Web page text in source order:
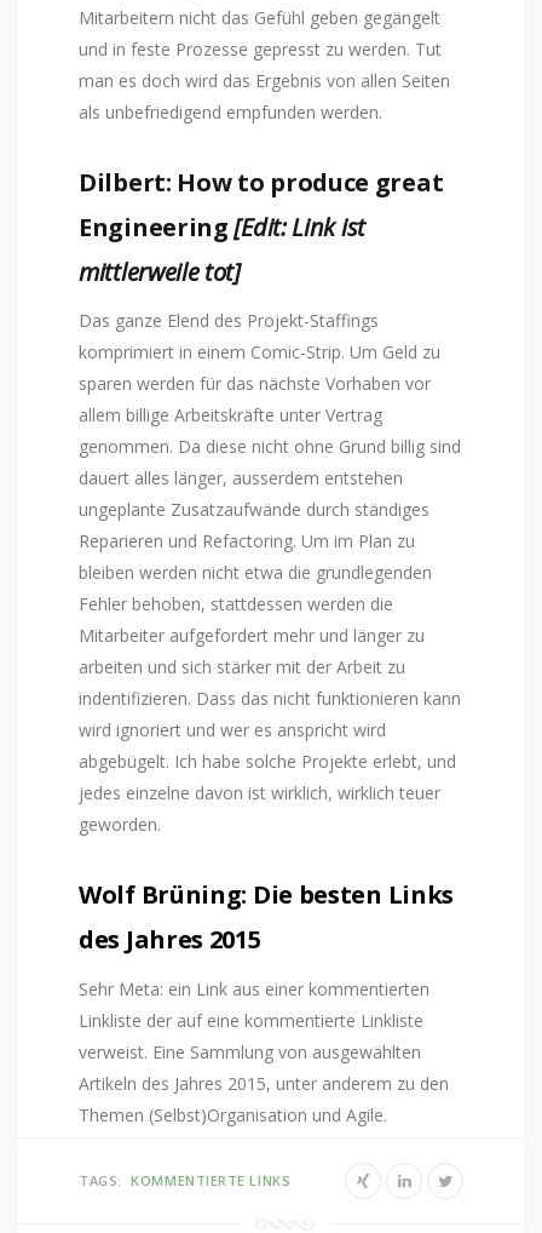
Mitarbeitern nicht das Gefühl geben gegängelt
und in feste Prozesse gepresst zu werden. Tut
man es doch wird das Ergebnis von allen Seiten
als unbefriedigend empfunden werden.
Dilbert: How to produce great
Engineering[Edit: Link ist
mittlerweile tot]
Das ganze Elend des Projekt-Staffings
komprimiert in einem Comic-Strip. Um Geld zu
sparen werden für das nächste Vorhaben vor
allem billige Arbeitskräfte unter Vertrag
genommen. Da diese nicht ohne Grund billig sind
dauert alles länger, ausserdem entstehen
ungeplante Zusatzaufwände durch ständiges
Reparieren und Refactoring. Um im Plan zu
bleiben werden nicht etwa die grundlegenden
Fehler behoben, stattdessen werden die
Mitarbeiter aufgefordert mehr und länger zu
arbeiten und sich stärker mit der Arbeit zu
indentifizieren. Dass das nicht funktionieren kann
wird ignoriert und wer es anspricht wird
abgebügelt. Ich habe solche Projekte erlebt, und
jedes einzelne davon ist wirklich, wirklich teuer
geworden.
Wolf Brüning: Die besten Links
des Jahres 2015
Sehr Meta: ein Link aus einer kommentierten
Linkliste der auf eine kommentierte Linkliste
verweist. Eine Sammlung von ausgewählten
Artikeln des Jahres 2015, unter anderem zu den
Themen (Selbst)Organisation und Agile.
TAGS: KOMMENTIERTE LINKS